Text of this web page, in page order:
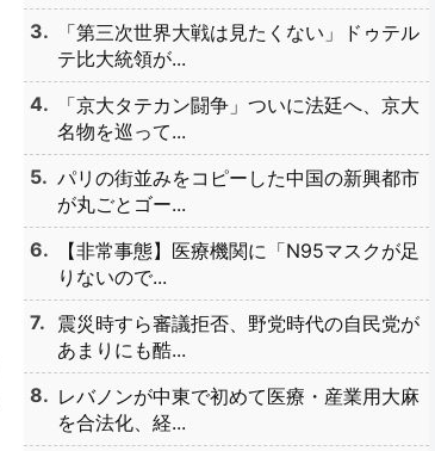
「第三次世界大戦は見たくない」ドゥテル
テ比大統領が...
「京大タテカン闘争」ついに法廷へ、京大
名物を巡って...
パリの街並みをコピーした中国の新興都市
が丸ごとゴー...
【非常事態】医療機関に「N95マスクが足
りないので...
震災時すら審議拒否、野党時代の自民党が
あまりにも酷...
レバノンが中東で初めて医療・産業用大麻
を合法化、経...